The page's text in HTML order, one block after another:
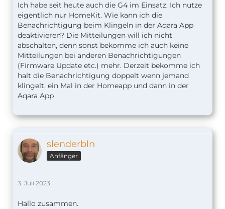
Ich habe seit heute auch die G4 im Einsatz. Ich nutze
eigentlich nur HomeKit. Wie kann ich die
Benachrichtigung beim Klingeln in der Aqara App
deaktivieren? Die Mitteilungen will ich nicht
abschalten, denn sonst bekomme ich auch keine
Mitteilungen bei anderen Benachrichtigungen
(Firmware Update etc.) mehr. Derzeit bekomme ich
halt die Benachrichtigung doppelt wenn jemand
klingelt, ein Mal in der Homeapp und dann in der
Aqara App
slenderbln
Anfänger
3. Juli 2023
Hallo zusammen.